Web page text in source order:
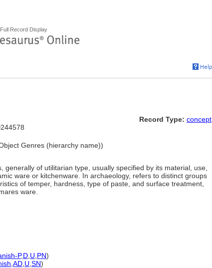
Full Record Display
Record Type: concept
Genres (hierarchy name))
generally of utilitarian type, usually specified by its material, use,
ware or kitchenware. In archaeology, refers to distinct groups
of temper, hardness, type of paste, and surface treatment,
ware.
P,D U PN)
AD U SN)